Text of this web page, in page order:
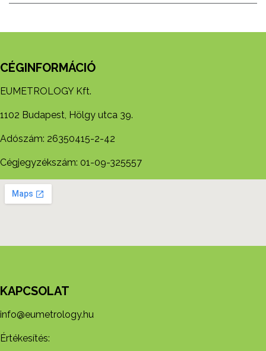
CÉGINFORMÁCIÓ
EUMETROLOGY Kft.
1102 Budapest, Hölgy utca 39.
Adószám: 26350415-2-42
Cégjegyzékszám: 01-09-325557
KAPCSOLAT
info@eumetrology.hu
Értékesítés: